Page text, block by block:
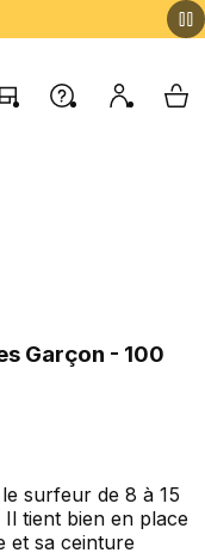
MagasinsAide Mon My
surfeur de 8 à 15
tient bien en place
et sa ceinture